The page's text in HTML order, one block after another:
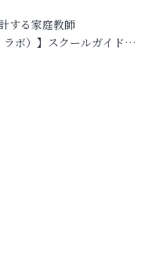
する家庭教師
ボ）】スクールガイド…